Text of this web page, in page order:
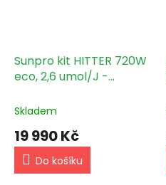
Sunpro kit HITTER 720W
eco, 2,6 umol/J -
300x150x200cm
Skladem
19 990 Kč
Do košíku